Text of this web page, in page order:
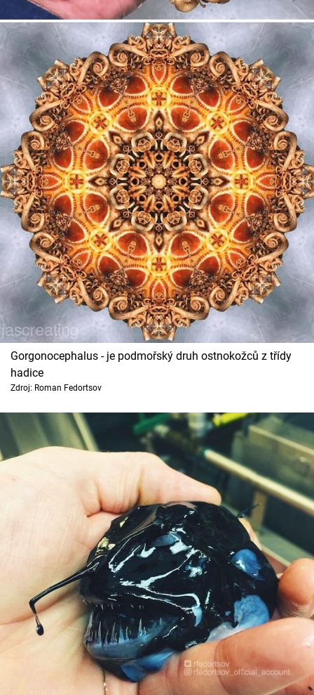
Cool Esport
Pořady
TV Program
Sledujte prima+
Přihlášení
Sledujte nás
Gorgonocephalus - je podmořský druh ostnokožců z třídy
hadice
Zdroj: Roman Fedortsov